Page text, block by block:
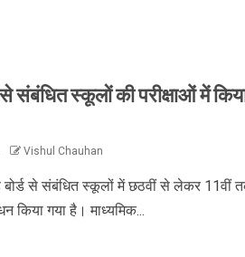
संबंधित स्कूलों की परीक्षाओं में
Vishul Chauhan
बोर्ड से संबंधित स्कूलों में छठवीं से लेकर 11वीं
किया गया है। माध्यमिक...